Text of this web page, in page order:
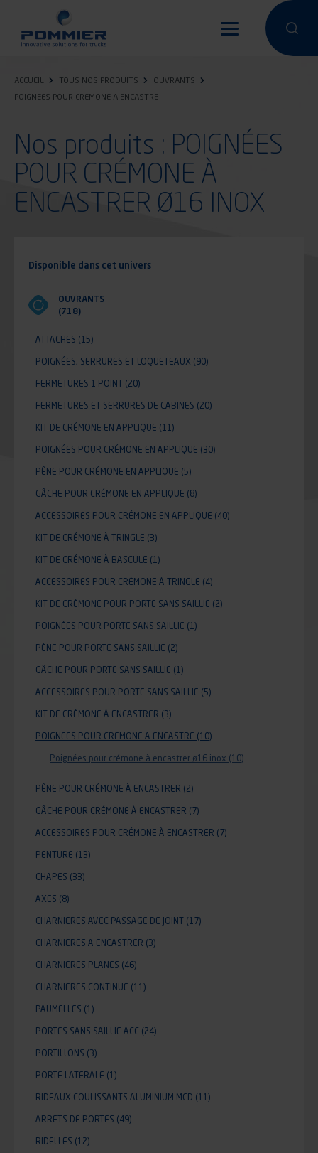
contenu
Effectuer
ACCUEIL TOUS NOS PRODUITS
OUVRANTS
POIGNEES POUR CREMONE A ENCASTRE
Nos produits : POIGNÉES
POUR CRÉMONE À
ENCASTRER Ø16 INOX
Disponible dans cet univers
OUVRANTS
(718)
ATTACHES (15)
POIGNÉES, SERRURES ET LOQUETEAUX (90)
FERMETURES 1 POINT (20)
FERMETURES ET SERRURES DE CABINES (20)
KIT DE CRÉMONE EN APPLIQUE (11)
POIGNÉES POUR CRÉMONE EN APPLIQUE (30)
PÊNE POUR CRÉMONE EN APPLIQUE (5)
GÂCHE POUR CRÉMONE EN APPLIQUE (8)
ACCESSOIRES POUR CRÉMONE EN APPLIQUE (40)
KIT DE CRÉMONE À TRINGLE (3)
KIT DE CRÉMONE À BASCULE (1)
ACCESSOIRES POUR CRÉMONE À TRINGLE (4)
KIT DE CRÉMONE POUR PORTE SANS SAILLIE (2)
POIGNÉES POUR PORTE SANS SAILLIE (1)
PÈNE POUR PORTE SANS SAILLIE (2)
GÂCHE POUR PORTE SANS SAILLIE (1)
ACCESSOIRES POUR PORTE SANS SAILLIE (5)
KIT DE CRÉMONE À ENCASTRER (3)
POIGNEES POUR CREMONE A ENCASTRE (10)
Poignées pour crémone à encastrer ø16 inox (10)
PÊNE POUR CRÉMONE À ENCASTRER (2)
GÂCHE POUR CRÉMONE À ENCASTRER (7)
ACCESSOIRES POUR CRÉMONE À ENCASTRER (7)
PENTURE (13)
CHAPES (33)
AXES (8)
CHARNIERES AVEC PASSAGE DE JOINT (17)
CHARNIERES A ENCASTRER (3)
CHARNIERES PLANES (46)
CHARNIERES CONTINUE (11)
PAUMELLES (1)
PORTES SANS SAILLIE ACC (24)
PORTILLONS (3)
PORTE LATERALE (1)
RIDEAUX COULISSANTS ALUMINIUM MCD (11)
ARRETS DE PORTES (49)
RIDELLES (12)